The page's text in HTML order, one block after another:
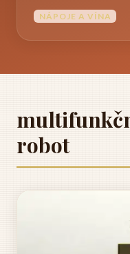
NÁPOJE A VÍNA
robot